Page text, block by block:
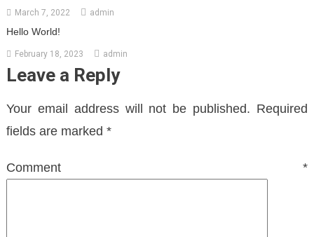
March 7, 2022 admin
Hello World!
February 18, 2023 admin
Leave a Reply
Your email address will not be published. Required
fields are marked *
Comment*